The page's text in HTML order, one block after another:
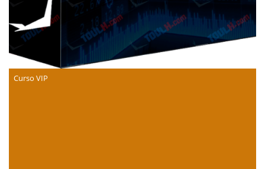
Curso VIP